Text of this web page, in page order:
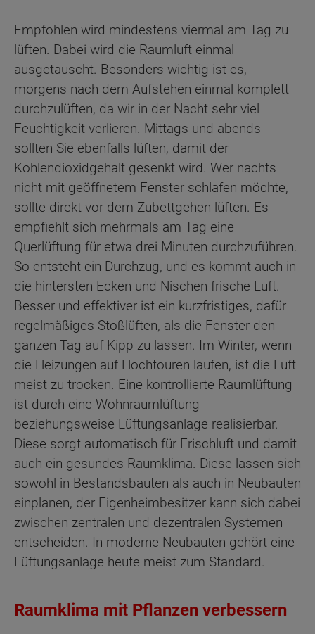
Empfohlen wird mindestens viermal am Tag zu
lüften. Dabei wird die Raumluft einmal
ausgetauscht. Besonders wichtig ist es,
morgens nach dem Aufstehen einmal komplett
durchzulüften, da wir in der Nacht sehr viel
Feuchtigkeit verlieren. Mittags und abends
sollten Sie ebenfalls lüften, damit der
Kohlendioxidgehalt gesenkt wird. Wer nachts
nicht mit geöffnetem Fenster schlafen möchte,
sollte direkt vor dem Zubettgehen lüften. Es
empfiehlt sich mehrmals am Tag eine
Querlüftung für etwa drei Minuten durchzuführen.
So entsteht ein Durchzug, und es kommt auch in
die hintersten Ecken und Nischen frische Luft.
Besser und effektiver ist ein kurzfristiges, dafür
regelmäßiges Stoßlüften, als die Fenster den
ganzen Tag auf Kipp zu lassen. Im Winter, wenn
die Heizungen auf Hochtouren laufen, ist die Luft
meist zu trocken. Eine kontrollierte Raumlüftung
ist durch eine Wohnraumlüftung
beziehungsweise Lüftungsanlage realisierbar.
Diese sorgt automatisch für Frischluft und damit
auch ein gesundes Raumklima. Diese lassen sich
sowohl in Bestandsbauten als auch in Neubauten
einplanen, der Eigenheimbesitzer kann sich dabei
zwischen zentralen und dezentralen Systemen
entscheiden. In moderne Neubauten gehört eine
Lüftungsanlage heute meist zum Standard.
Raumklima mit Pflanzen verbessern